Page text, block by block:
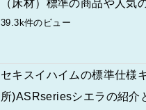
（床材）標準の商品や人気
39.3k件のビュー
セキスイハイムの標準仕様
所)ASRseriesシエラの紹介